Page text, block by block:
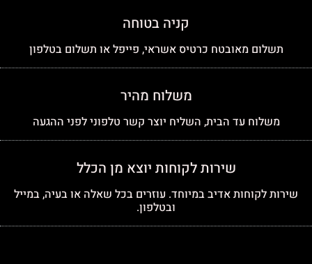
קניה בטוחה
תשלום מאובטח כרטיס אשראי, פייפל או תשלום בטלפון
משלוח מהיר
משלוח עד הבית, השליח יוצר קשר טלפוני לפני ההגעה
שירות לקוחות יוצא מן הכלל
שירות לקוחות אדיב במיוחד. עוזרים בכל שאלה או בעיה, במייל
ובטלפון.